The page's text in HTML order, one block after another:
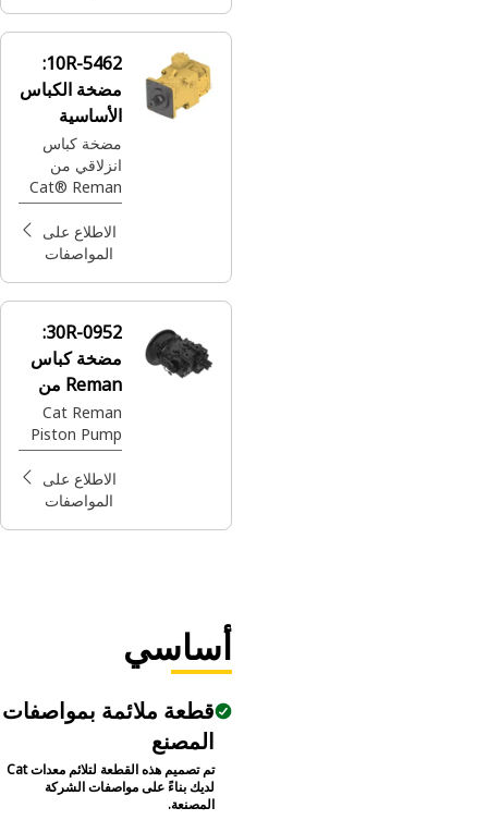
10R-5462:
مضخة الكباس
الأساسية
190R من
Reman
مضخة كباس
انزلاقي من
Cat®‎ Reman
للتوجيه
والفرامل
الاطلاع على
المواصفات
30R-0952:
مضخة كباس
Reman من
Cat®
Cat Reman
Piston Pump
الاطلاع على
المواصفات
أساسي
قطعة ملائمة بمواصفات
المصنع
تم تصميم هذه القطعة لتلائم معدات Cat
لديك بناءً على مواصفات الشركة
المصنعة.